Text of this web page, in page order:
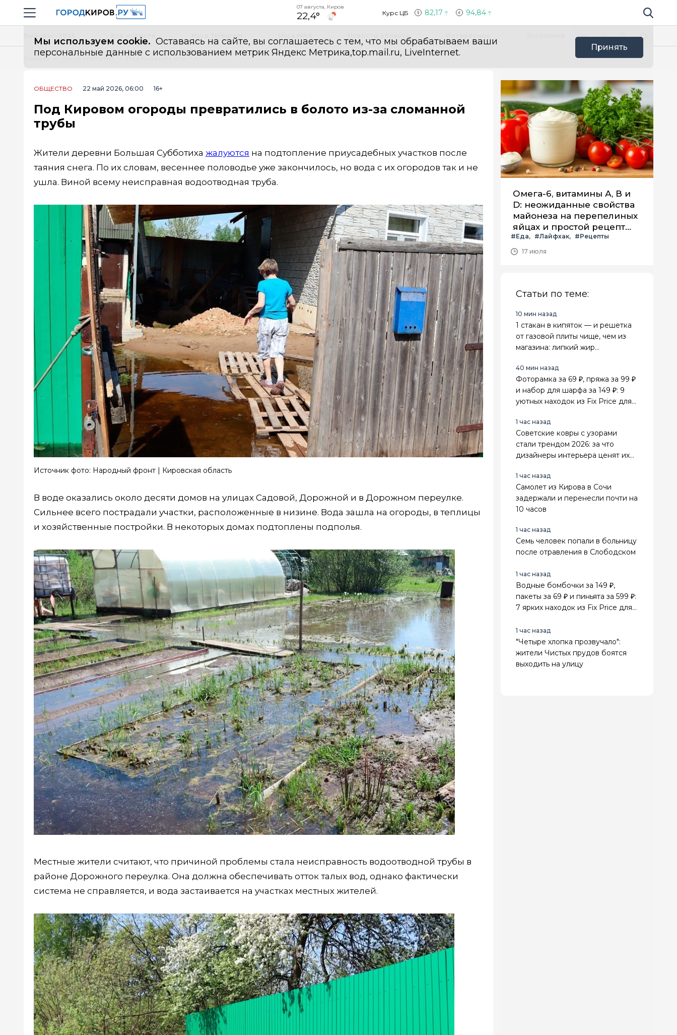
Навигация сайта
07 августа, Киров
22,4° Курс ЦБ 82,17 94,84 Поиск по
Мы используем cookie. Оставаясь на сайте, вы соглашаетесь с тем, что мы обрабатываем ваши
персональные данные с использованием метрик Яндекс Метрика,top.mail.ru, LiveInternet.
Принять
Все новости
Главная Лента новостей
ОБЩЕСТВО 22 май 2026, 06:00 16+
Под Кировом огороды превратились в болото из-за сломанной
трубы
Жители деревни Большая Субботиха жалуются на подтопление приусадебных участков после
таяния снега. По их словам, весеннее половодье уже закончилось, но вода с их огородов так и не
ушла. Виной всему неисправная водоотводная труба.
Источник фото: Народный фронт | Кировская область
В воде оказались около десяти домов на улицах Садовой, Дорожной и в Дорожном переулке.
Сильнее всего пострадали участки, расположенные в низине. Вода зашла на огороды, в теплицы
и хозяйственные постройки. В некоторых домах подтоплены подполья.
Местные жители считают, что причиной проблемы стала неисправность водоотводной трубы в
районе Дорожного переулка. Она должна обеспечивать отток талых вод, однако фактически
система не справляется, и вода застаивается на участках местных жителей.
Омега-6, витамины А, В и
D: неожиданные свойства
майонеза на перепелиных
яйцах и простой рецепт
летнего салата с ним
#Еда #Лайфхак
#Рецепты
17 июля
Статьи по теме:
10 мин назад
1 стакан в кипяток — и решетка
от газовой плиты чище, чем из
магазина: липкий жир
40 мин назад
Фоторамка за 69 ₽, пряжа за 99 ₽
и набор для шарфа за 149 ₽: 9
уютных находок из Fix Price для
1 час назад
Советские ковры с узорами
стали трендом 2026: за что
дизайнеры интерьера ценят их
1 час назад
Самолет из Кирова в Сочи
задержали и перенесли почти на
10 часов
1 час назад
Семь человек попали в больницу
после отравления в Слободском
1 час назад
Водные бомбочки за 149 ₽,
пакеты за 69 ₽ и пиньята за 599 ₽:
7 ярких находок из Fix Price для
1 час назад
"Четыре хлопка прозвучало":
жители Чистых прудов боятся
выходить на улицу